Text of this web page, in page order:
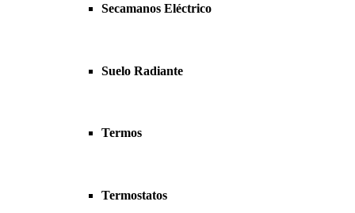
Secamanos Eléctrico
Suelo Radiante
Termos
Termostatos